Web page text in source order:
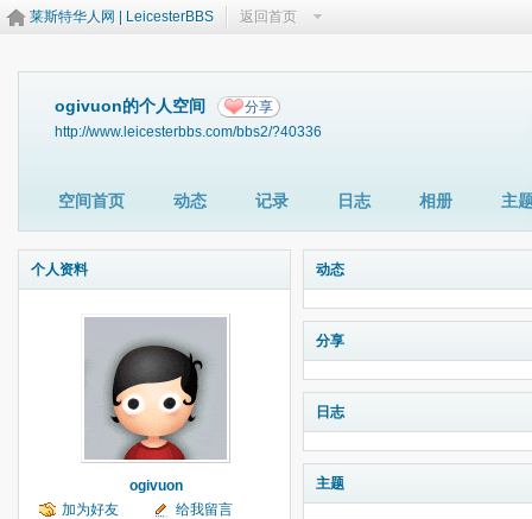
莱斯特华人网 | LeicesterBBS 返回首页
ogivuon的个人空间 分享
http://www.leicesterbbs.com/bbs2/?40336
空间首页 动态 记录 日志 相册 主
个人资料
ogivuon
加为好友
给我留言
动态
分享
日志
主题